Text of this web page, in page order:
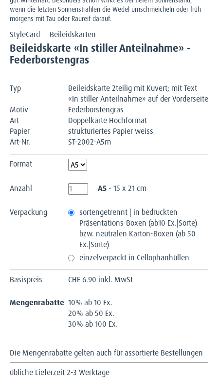
wenn die letzten Sonnenstrahlen die Wedel umschmeicheln oder früh
morgens mit Tau oder Raureif darauf.
StyleCard Beileidskarten
Beileidskarte «In stiller Anteilnahme» -
Federborstengras
Typ
Beileidskarte 2teilig mit Kuvert; mit Text
«In stiller Anteilnahme» auf der Vorderseite
Motiv
Federborstengras
Art
Doppelkarte Hochformat
Papier
strukturiertes Papier weiss
Art-Nr.
ST-2002-A5m
Format
Anzahl A5 - 15 x 21 cm
Verpackung
sortengetrennt | in bedruckten
Präsentations-Boxen (ab10 Ex.|Sorte)
bzw. neutralen Karton-Boxen (ab 50
Ex.|Sorte)
einzelverpackt in Cellophanhüllen
Basispreis CHF 6.90 inkl. MwSt
Mengenrabatte 10% ab 10 Ex.
20% ab 50 Ex.
30% ab 100 Ex.
Die Mengenrabatte gelten auch für assortierte Bestellungen
übliche Lieferzeit 2-3 Werktage